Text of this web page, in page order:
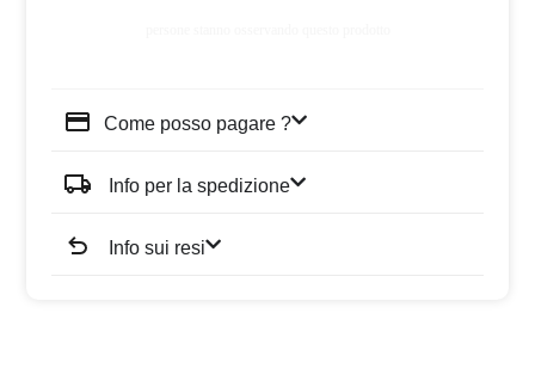
Come posso pagare ?
Info per la spedizione
Info sui resi